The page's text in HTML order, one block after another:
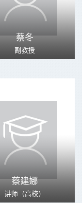
蔡冬
副教授
蔡建娜
讲师（高校）